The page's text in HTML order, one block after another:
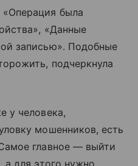
была
«Данные
записью». Подобные
подчеркнула
у человека,
мошенников, есть
главное — выйти
а для этого нужно